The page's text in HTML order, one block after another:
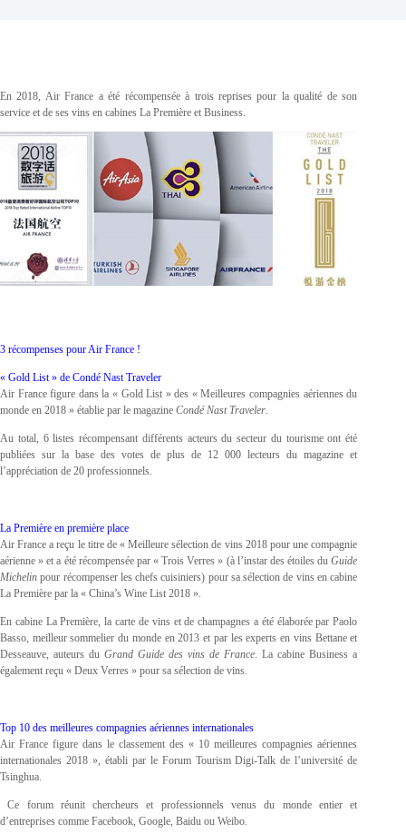
En 2018, Air France a été récompensée à trois reprises pour la qualité de son
service et de ses vins en cabines La Première et Business.
3 récompenses pour Air France !
« Gold List » de Condé Nast Traveler
Air France figure dans la « Gold List » des « Meilleures compagnies aériennes du
monde en 2018 » établie par le magazine Condé Nast Traveler.
Au total, 6 listes récompensant différents acteurs du secteur du tourisme ont été
publiées sur la base des votes de plus de 12 000 lecteurs du magazine et
l’appréciation de 20 professionnels.
La Première en première place
Air France a reçu le titre de « Meilleure sélection de vins 2018 pour une compagnie
aérienne » et a été récompensée par « Trois Verres » (à l’instar des étoiles duGuide
Michelin pour récompenser les chefs cuisiniers) pour sa sélection de vins en cabine
La Première par la « China’s Wine List 2018 ».
En cabine La Première, la carte de vins et de champagnes a été élaborée par Paolo
Basso, meilleur sommelier du monde en 2013 et par les experts en vins Bettane et
Desseauve, auteurs duGrand Guide des vins de France. La cabine Business a
également reçu « Deux Verres » pour sa sélection de vins.
Top 10 des meilleures compagnies aériennes internationales
Air France figure dans le classement des « 10 meilleures compagnies aériennes
internationales 2018 », établi par le Forum Tourism Digi-Talk de l’université de
Tsinghua.
Ce forum réunit chercheurs et professionnels venus du monde entier et
d’entreprises comme Facebook, Google, Baidu ou Weibo.